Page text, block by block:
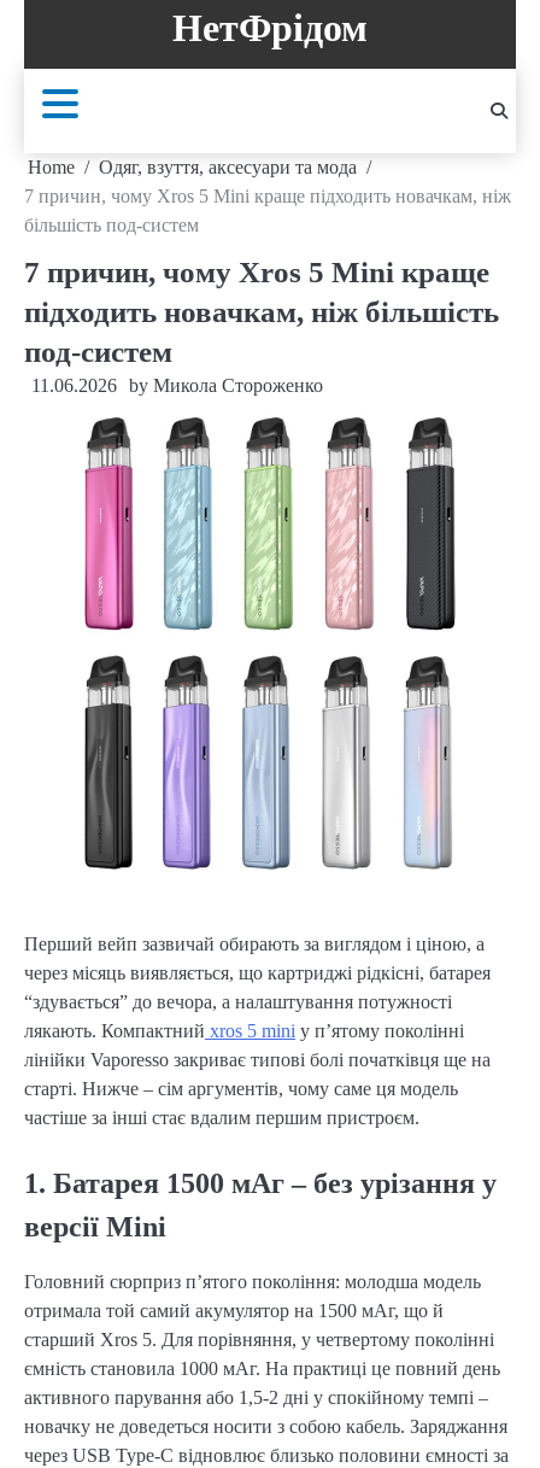
content
НетФрідом
Home
Одяг, взуття, аксесуари та мода
7 причин, чому Xros 5 Mini краще підходить новачкам, ніж
більшість под-систем
7 причин, чому Xros 5 Mini краще
підходить новачкам, ніж більшість
под-систем
11.06.2026 by Микола Стороженко
Перший вейп зазвичай обирають за виглядом і ціною, а
через місяць виявляється, що картриджі рідкісні, батарея
“здувається” до вечора, а налаштування потужності
лякають. Компактний xros 5 mini у п’ятому поколінні
лінійки Vaporesso закриває типові болі початківця ще на
старті. Нижче – сім аргументів, чому саме ця модель
частіше за інші стає вдалим першим пристроєм.
1. Батарея 1500 мАг – без урізання у
версії Mini
Головний сюрприз п’ятого покоління: молодша модель
отримала той самий акумулятор на 1500 мАг, що й
старший Xros 5. Для порівняння, у четвертому поколінні
ємність становила 1000 мАг. На практиці це повний день
активного парування або 1,5-2 дні у спокійному темпі –
новачку не доведеться носити з собою кабель. Заряджання
через USB Type-C відновлює близько половини ємності за